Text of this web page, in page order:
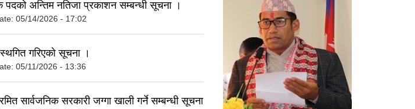
पदको अन्तिम नतिजा प्रकाशन सम्बन्धी सूचना ।
05/14/2026 - 17:02
स्थगित गरिएको सूचना ।
05/11/2026 - 13:36
सार्वजनिक सरकारी जग्गा खाली गर्ने सम्बन्धी सूचना